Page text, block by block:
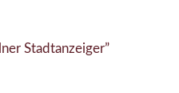
Stadtanzeiger”